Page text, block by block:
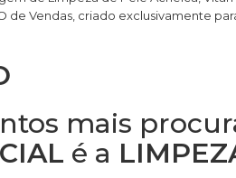
de Vendas, criado exclusivamente
mais
é a